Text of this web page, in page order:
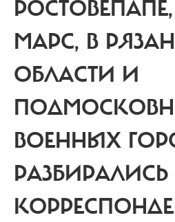
МАРС, В
ОБЛАСТИ И
ВОЕННЫХ